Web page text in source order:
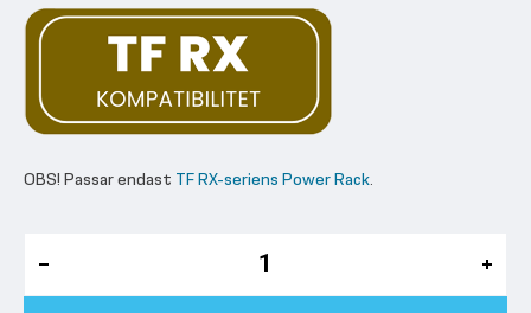
OBS! Passar endast TF RX-seriens Power Rack.